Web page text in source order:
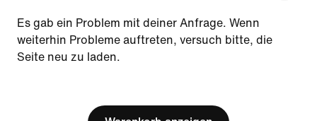
Es gab ein Problem mit deiner Anfrage. Wenn
weiterhin Probleme auftreten, versuch bitte, die
Seite neu zu laden.
Nutzungsbedingungen
Verkaufsbedingungen
Impressum